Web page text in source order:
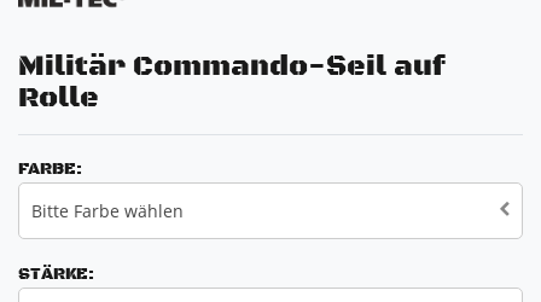
Militär Commando-Seil auf
Rolle
FARBE:
Bitte Farbe wählen
STÄRKE: